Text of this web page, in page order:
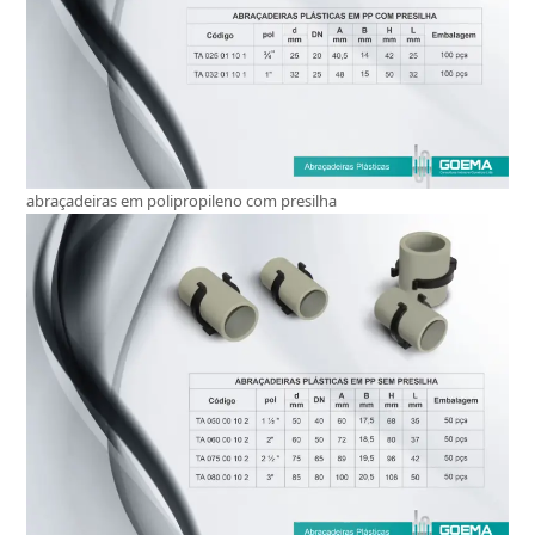
abraçadeiras em polipropileno com presilha